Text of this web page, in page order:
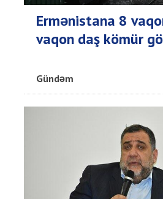
Ermənistana 8
vaqon daş kömür
Gündəm